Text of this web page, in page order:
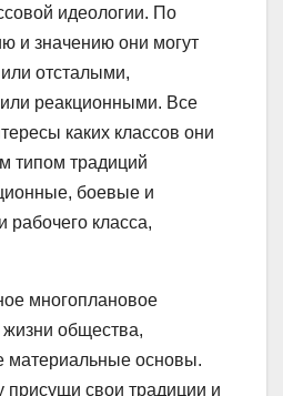
идеологии. По
и значению они могут
отсталыми,
реакционными. Все
каких классов они
типом традиций
боевые и
рабочего класса,
многоплановое
общества,
материальные основы.
присущи свои традиции и